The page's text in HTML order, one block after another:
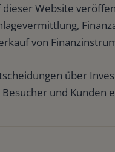
dieser Website
von
über
und Kunden